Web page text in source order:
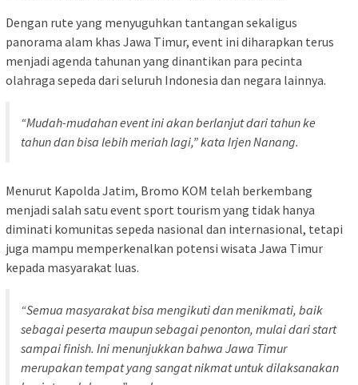
Dengan rute yang menyuguhkan tantangan sekaligus
panorama alam khas Jawa Timur, event ini diharapkan terus
menjadi agenda tahunan yang dinantikan para pecinta
olahraga sepeda dari seluruh Indonesia dan negara lainnya.
“Mudah-mudahan event ini akan berlanjut dari tahun ke
tahun dan bisa lebih meriah lagi,” kata Irjen Nanang.
Menurut Kapolda Jatim, Bromo KOM telah berkembang
menjadi salah satu event sport tourism yang tidak hanya
diminati komunitas sepeda nasional dan internasional, tetapi
juga mampu memperkenalkan potensi wisata Jawa Timur
kepada masyarakat luas.
“Semua masyarakat bisa mengikuti dan menikmati, baik
sebagai peserta maupun sebagai penonton, mulai dari start
sampai finish. Ini menunjukkan bahwa Jawa Timur
merupakan tempat yang sangat nikmat untuk dilaksanakan